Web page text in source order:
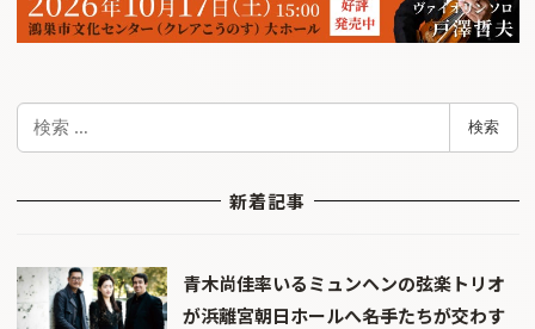
検
検索
新着記事
青木尚佳率いるミュンヘンの弦楽トリオ
が浜離宮朝日ホールへ――名手たちが交わす